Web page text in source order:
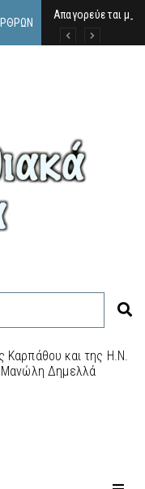
Απαγορεύεται
ΙΜΜΑΚΟΛΑΤΑ: 300
9 Αυγούστου 2026:
Καρπάθου και της Η.Ν.
Μανώλη Δημελλά